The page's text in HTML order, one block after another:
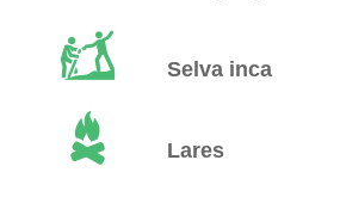
Selva inca
Lares